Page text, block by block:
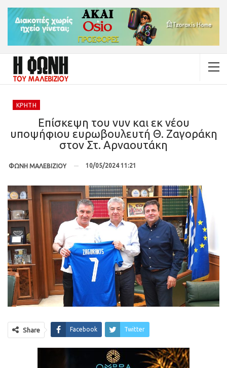
ΚΡΉΤΗ
Επίσκεψη του νυν και εκ νέου
υποψήφιου ευρωβουλευτή Θ. Ζαγοράκη
στον Στ. Αρναουτάκη
ΦΩΝΗ ΜΑΛΕΒΙΖΙΟΥ 10/05/2024 11:21
Share Facebook Twitter